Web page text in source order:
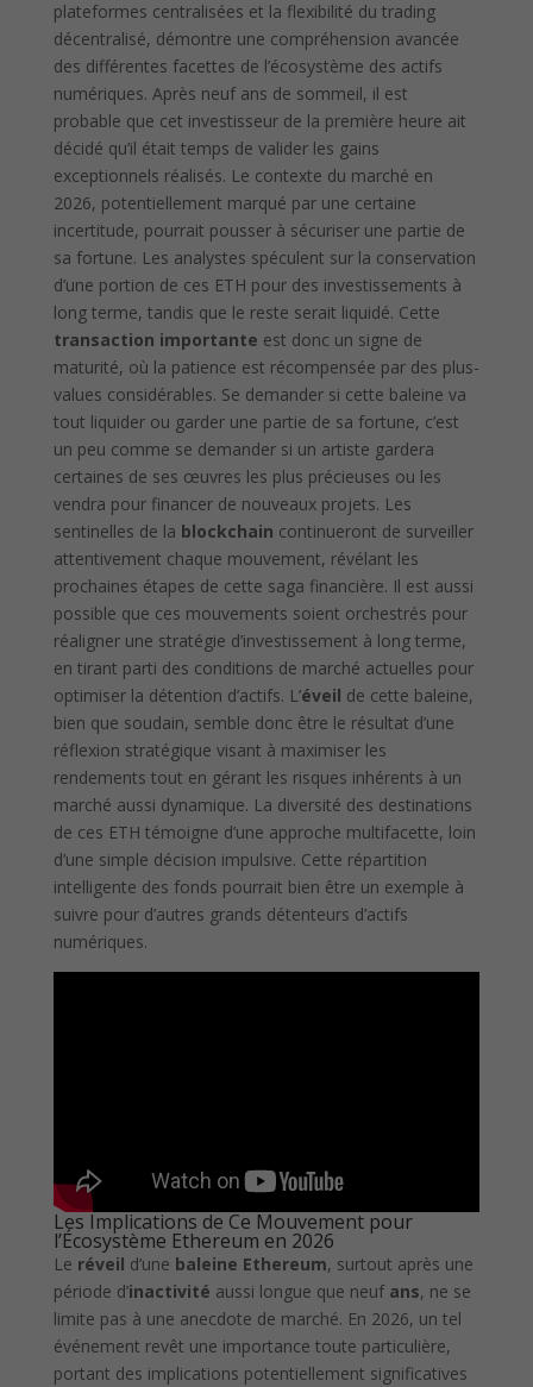
plateformes centralisées et la flexibilité du trading
décentralisé, démontre une compréhension avancée
des différentes facettes de l’écosystème des actifs
numériques. Après neuf ans de sommeil, il est
probable que cet investisseur de la première heure ait
décidé qu’il était temps de valider les gains
exceptionnels réalisés. Le contexte du marché en
2026, potentiellement marqué par une certaine
incertitude, pourrait pousser à sécuriser une partie de
sa fortune. Les analystes spéculent sur la conservation
d’une portion de ces ETH pour des investissements à
long terme, tandis que le reste serait liquidé. Cette
transaction importante est donc un signe de
maturité, où la patience est récompensée par des plus-
values considérables. Se demander si cette baleine va
tout liquider ou garder une partie de sa fortune, c’est
un peu comme se demander si un artiste gardera
certaines de ses œuvres les plus précieuses ou les
vendra pour financer de nouveaux projets. Les
sentinelles de la blockchain continueront de surveiller
attentivement chaque mouvement, révélant les
prochaines étapes de cette saga financière. Il est aussi
possible que ces mouvements soient orchestrés pour
réaligner une stratégie d’investissement à long terme,
en tirant parti des conditions de marché actuelles pour
optimiser la détention d’actifs. L’éveil de cette baleine,
bien que soudain, semble donc être le résultat d’une
réflexion stratégique visant à maximiser les
rendements tout en gérant les risques inhérents à un
marché aussi dynamique. La diversité des destinations
de ces ETH témoigne d’une approche multifacette, loin
d’une simple décision impulsive. Cette répartition
intelligente des fonds pourrait bien être un exemple à
suivre pour d’autres grands détenteurs d’actifs
numériques.
Les Implications de Ce Mouvement pour
l’Écosystème Ethereum en 2026
Le réveil d’une baleine Ethereum, surtout après une
période d’inactivité aussi longue que neuf ans, ne se
limite pas à une anecdote de marché. En 2026, un tel
événement revêt une importance toute particulière,
portant des implications potentiellement significatives